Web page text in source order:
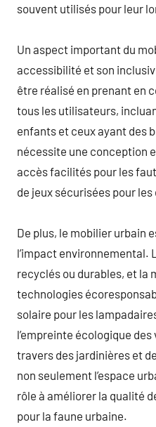
souvent utilisés pour leur
Un aspect important du
accessibilité et son
être réalisé en prenant en
tous les utilisateurs,
enfants et ceux ayant des
nécessite une conception
accès facilités pour les
de jeux sécurisées pour
De plus, le mobilier urbain
l’impact environnemental.
recyclés ou durables, et la
technologies
solaire pour les
l’empreinte écologique
travers des jardinières et
non seulement l’espace
rôle à améliorer la qualité
pour la faune urbaine.